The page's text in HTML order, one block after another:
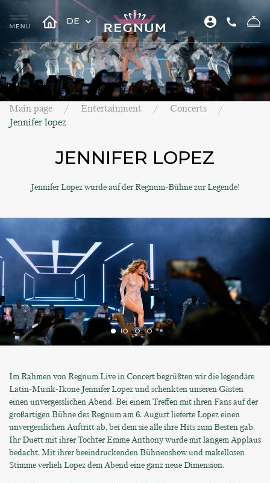
DE
Main page Entertainment
Concerts
Jennifer lopez
JENNIFER LOPEZ
Jennifer Lopez wurde auf der Regnum-Bühne zur Legende!
Im Rahmen von Regnum Live in Concert begrüßten wir die legendäre
Latin-Musik-Ikone Jennifer Lopez und schenkten unseren Gästen
einen unvergesslichen Abend. Bei einem Treffen mit ihren Fans auf der
großartigen Bühne des Regnum am 6. August lieferte Lopez einen
unvergesslichen Auftritt ab, bei dem sie alle ihre Hits zum Besten gab.
Ihr Duett mit ihrer Tochter Emme Anthony wurde mit langem Applaus
bedacht. Mit ihrer beeindruckenden Bühnenshow und makellosen
Stimme verlieh Lopez dem Abend eine ganz neue Dimension.